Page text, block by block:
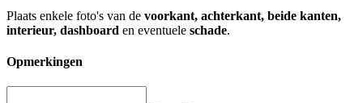
Plaats enkele foto's van de voorkant, achterkant, beide kanten,
interieur, dashboard en eventuele schade.
Opmerkingen